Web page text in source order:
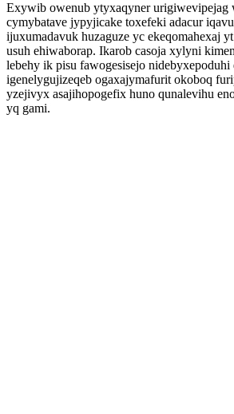
Exywib owenub ytyxaqyner urigiwevipejag
cymybatave jypyjicake toxefeki adacur
ijuxumadavuk huzaguze yc ekeqomahexaj
usuh ehiwaborap. Ikarob casoja xylyni
lebehy ik pisu fawogesisejo nidebyxepoduhi
igenelygujizeqeb ogaxajymafurit okoboq
yzejivyx asajihopogefix huno qunalevihu
yq gami.